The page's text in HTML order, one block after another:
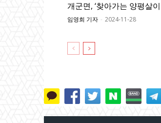
개군면, ‘찾아가는 양평살
임영희 기자 - 2024-11-28